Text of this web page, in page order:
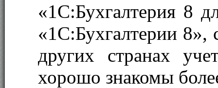
«1С:Бухгалтерия 8
«1С:Бухгалтерии 8»,
других странах
хорошо знакомы